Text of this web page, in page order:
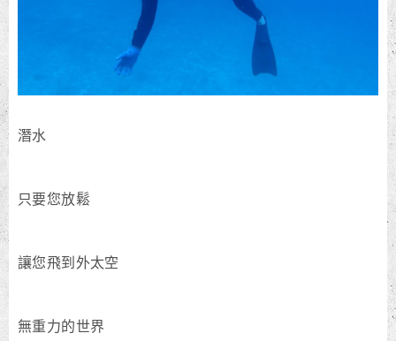
潛水
只要您放鬆
讓您飛到外太空
無重力的世界